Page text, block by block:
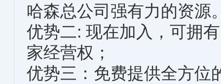
哈森总公司强有力的资源
优势二: 现在加入，可拥
家经营权；
优势三：免费提供全方位